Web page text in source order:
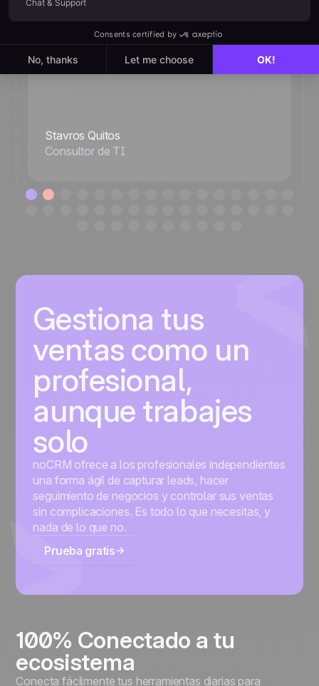
usar!
Con noCRM, el equipo se siente muy
familiarizado con la interfaz y el proceso.
Stavros Quitos
Consultor de TI
Gestiona tus
ventas como un
profesional,
aunque trabajes
solo
noCRM ofrece a los profesionales independientes
una forma ágil de capturar leads, hacer
seguimiento de negocios y controlar sus ventas
sin complicaciones. Es todo lo que necesitas, y
nada de lo que no.
Prueba gratis
100% Conectado a tu
ecosistema
Conecta fácilmente tus herramientas diarias para